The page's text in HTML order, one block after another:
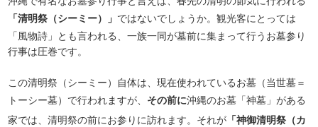
「清明祭（シーミー）」 ではないでしょうか。観光客にとっては
「風物詩」とも言われる、一族一同が墓前に集まって行うお墓参り
行事は圧巻です。
この清明祭（シーミー）自体は、現在使われているお墓（当世墓＝
トーシー墓）で行われますが、 その前に沖縄のお墓「神墓」がある
家では、清明祭の前にお参りに訪れます。それが 「神御清明祭（カ